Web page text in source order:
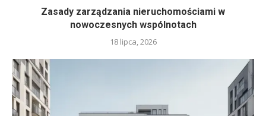
Zasady zarządzania nieruchomościami w
nowoczesnych wspólnotach
18 lipca, 2026